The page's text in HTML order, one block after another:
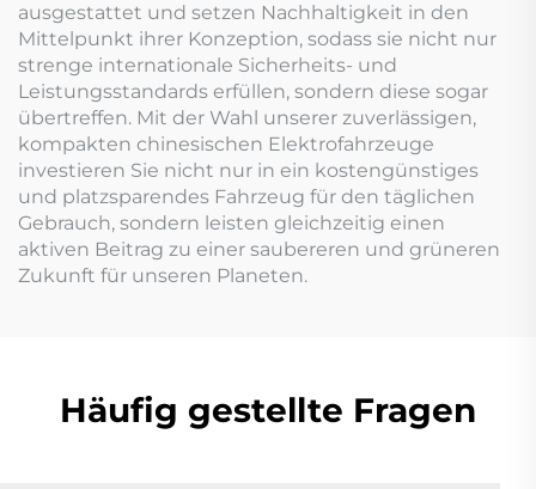
ausgestattet und setzen Nachhaltigkeit in den
Mittelpunkt ihrer Konzeption, sodass sie nicht nur
strenge internationale Sicherheits- und
Leistungsstandards erfüllen, sondern diese sogar
übertreffen. Mit der Wahl unserer zuverlässigen,
kompakten chinesischen Elektrofahrzeuge
investieren Sie nicht nur in ein kostengünstiges
und platzsparendes Fahrzeug für den täglichen
Gebrauch, sondern leisten gleichzeitig einen
aktiven Beitrag zu einer saubereren und grüneren
Zukunft für unseren Planeten.
Häufig gestellte Fragen